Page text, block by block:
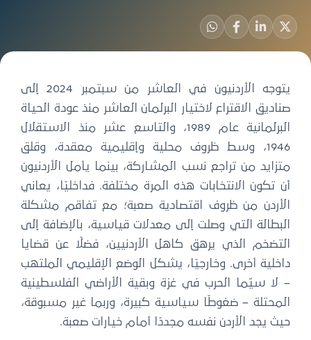
يتوجه الأردنيون في العاشر من سبتمبر 2024 إلى
صناديق الاقتراع لاختيار البرلمان العاشر منذ عودة الحياة
البرلمانية عام 1989، والتاسع عشر منذ الاستقلال
1946، وسط ظروف محلية وإقليمية معقدة، وقلق
متزايد من تراجع نسب المشاركة، بينما يأمل الأردنيون
أن تكون الانتخابات هذه المرة مختلفة. فداخليًا، يعاني
الأردن من ظروف اقتصادية صعبة؛ مع تفاقم مشكلة
البطالة التي وصلت إلى معدلات قياسية، بالإضافة إلى
التضخم الذي يرهق كاهل الأردنيين، فضلًا عن قضايا
داخلية أخرى. وخارجيًا، يشكل الوضع الإقليمي الملتهب
– لا سيّما الحرب في غزة وبقية الأراضي الفلسطينية
المحتلة – ضغوطًا سياسية كبيرة، وربما غير مسبوقة،
حيث يجد الأردن نفسه مجددًا أمام خيارات صعبة.